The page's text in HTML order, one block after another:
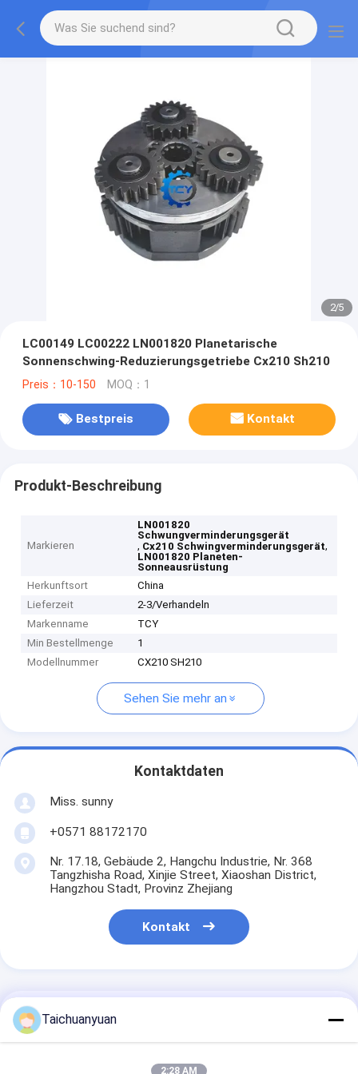
2/5
LC00149 LC00222 LN001820 Planetarische
Sonnenschwing-Reduzierungsgetriebe Cx210 Sh210
Preis：10-150 MOQ：1
Bestpreis Kontakt
Produkt-Beschreibung
Markieren
LN001820
Schwungverminderungsgerät
, Cx210 Schwingverminderungsgerät,
LN001820 Planeten-
Sonneausrüstung
Herkunftsort
China
Lieferzeit
2-3/Verhandeln
Markenname
TCY
Min Bestellmenge
1
Modellnummer
CX210 SH210
Sehen Sie mehr an
Kontaktdaten
Miss. sunny
+0571 88172170
Nr. 17.18, Gebäude 2, Hangchu Industrie, Nr. 368
Tangzhisha Road, Xinjie Street, Xiaoshan District,
Hangzhou Stadt, Provinz Zhejiang
Kontakt
Erhalten Sie Den Besten Preis Für
LC00149 LC00222 LN001820
Taichuanyuan
2:28 AM